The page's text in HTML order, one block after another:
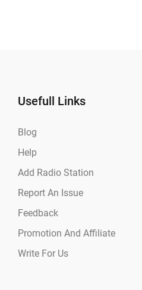
Usefull Links
Blog
Help
Add Radio Station
Report An Issue
Feedback
Promotion And Affiliate
Write For Us